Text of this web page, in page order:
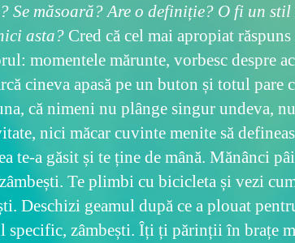
Se măsoară? Are o definiție? O fi un
asta? Cred că cel mai apropiat răspuns
momentele mărunte, vorbesc despre
cineva apasă pe un buton și totul pare
că nimeni nu plânge singur undeva,
nici măcar cuvinte menite să
te-a găsit și te ține de mână. Mănânci
Te plimbi cu bicicleta și vezi
Deschizi geamul după ce a plouat
specific, zâmbești. Îți ți părinții în brațe